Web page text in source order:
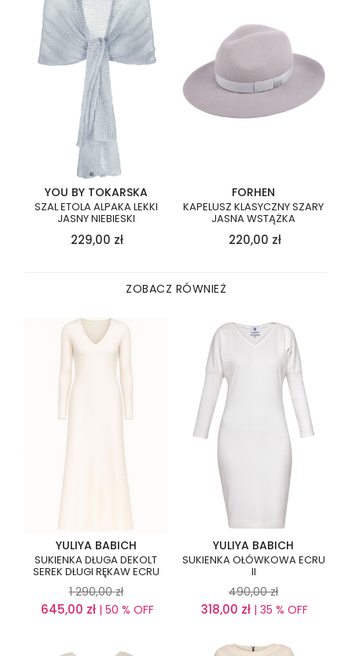
YOU BY TOKARSKA
SZAL ETOLA ALPAKA LEKKI
JASNY NIEBIESKI
229,00 zł
FORHEN
KAPELUSZ KLASYCZNY SZARY
JASNA WSTĄŻKA
220,00 zł
ZOBACZ RÓWNIEŻ
YULIYA BABICH
SUKIENKA DŁUGA DEKOLT
SEREK DŁUGI RĘKAW ECRU
1 290,00 zł
645,00 zł| 50 % OFF
YULIYA BABICH
SUKIENKA OŁÓWKOWA ECRU
II
490,00 zł
318,00 zł | 35 % OFF